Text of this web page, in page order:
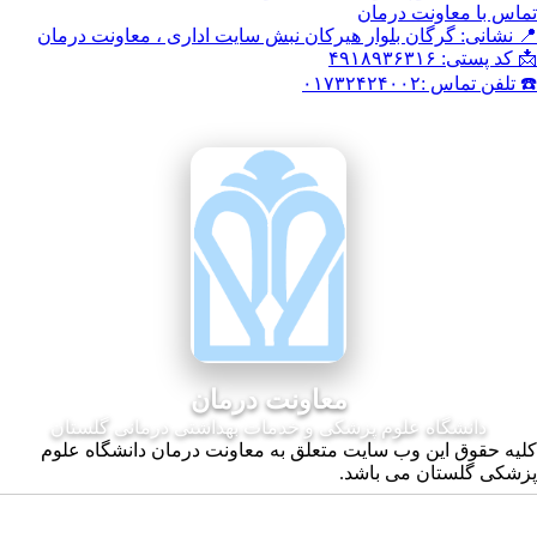
درمان
بلوار هیرکان نبش سایت اداری ، معاونت درمان
معاونت درمان
علوم پزشکی و خدمات بهداشتی درمانی گلستان
وب سایت متعلق به معاونت درمان دانشگاه علوم
می باشد.